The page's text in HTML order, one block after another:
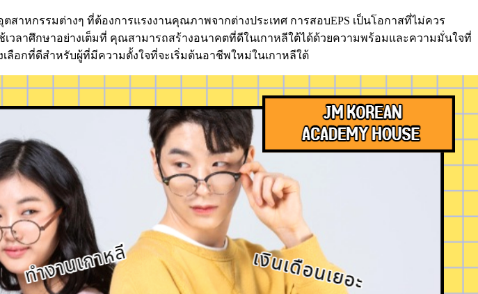
าหกรรมต่างๆ ที่ต้องการแรงงานคุณภาพจากต่างประเทศ การสอบEPS เป็นโอกาสที่ไม่ควร
ลาศึกษาอย่างเต็มที่ คุณสามารถสร้างอนาคตที่ดีในเกาหลีใต้ได้ด้วยความพร้อมและความมั่นใจที่
ลือกที่ดีสำหรับผู้ที่มีความตั้งใจที่จะเริ่มต้นอาชีพใหม่ในเกาหลีใต้